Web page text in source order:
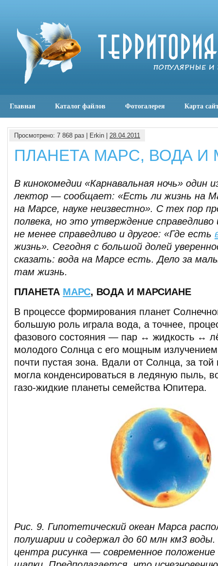
Главная Каталог файлов Фотогалерея Карта
Просмотрено: 7 868 раз | Erkin | 28.04.2011
ПЛАНЕТА МАРС, ВОДА И
В кинокомедии «Карнавальная ночь» один
лектор — сообщает: «Есть ли жизнь на
на Марсе, науке неизвестно». С тех пор
полвека, но это утверждение справедливо
не менее справедливо и другое: «Где есть
жизнь». Сегодня с большой долей
сказать: вода на Марсе есть. Дело за
там жизнь.
ПЛАНЕТА МАРС, ВОДА И МАРСИАНЕ
В процессе формирования планет
большую роль играла вода, а точнее,
фазового состояния — пар ↔ жидкость ↔
молодого Солнца с его мощным
почти пустая зона. Вдали от Солнца, за той
могла конденсироваться в ледяную пыль,
газо-жидкие планеты семейства Юпитера.
Рис. 9. Гипотетический океан Марса
полушарии и содержал до 60 млн км3
центра рисунка — современное положение